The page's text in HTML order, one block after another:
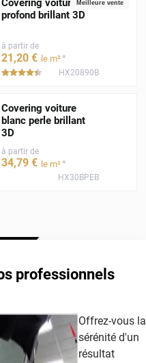
Meilleure vente
Covering voiture noir
profond brillant 3D
à partir de
21,20 € le m²*
***** HX20890B
Covering voiture
blanc perle brillant
3D
à partir de
34,79 € le m²*
HX30BPEB
professionnels
Offrez-vous la
sérénité d'un
résultat